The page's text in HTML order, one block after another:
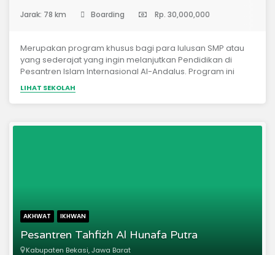
Jarak: 78 km Boarding Rp. 30,000,000
Merupakan program khusus bagi para lulusan SMP atau
yang sederajat yang ingin melanjutkan Pendidikan di
Pesantren Islam Internasional Al-Andalus. Program ini
berlangsung selama 1 tahun penuh sebelum para
santri/santriwati melanjutkan Pendidikan di jenjang SMA IT
Al-Andalus. Selama mengikuti program ini para
LIHAT SEKOLAH
AKHWAT IKHWAN
Pesantren Tahfizh Al Hunafa Putra
Kabupaten Bekasi, Jawa Barat